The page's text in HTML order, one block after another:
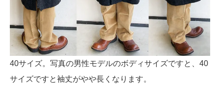
40サイズ。写真の男性モデルのボディサイズですと、40
サイズですと袖丈がやや長くなります。